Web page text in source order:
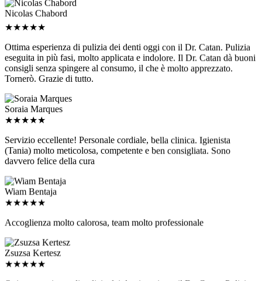
Nicolas Chabord
★★★★★
eseguita in più fasi, molto applicata e indolore. Il Dr. Catan dà buoni
consigli senza spingere al consumo, il che è molto apprezzato.
Tornerò. Grazie di tutto.
Soraia Marques
★★★ ★★
(Tania) molto meticolosa, competente e ben consigliata. Sono
davvero felice della cura
Wiam Bentaja
★★★★★
Zsuzsa Kertesz
★★★★★